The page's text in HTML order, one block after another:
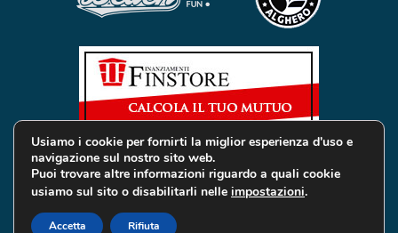
© 2019 Global Services Immobiliari | All rights reserved |
Privacy e Cookie
Usiamo i cookie per fornirti la miglior esperienza d'uso e
navigazione sul nostro sito web.
Puoi trovare altre informazioni riguardo a quali cookie
usiamo sul sito o disabilitarli nelle impostazioni.
Accetta Rifiuta